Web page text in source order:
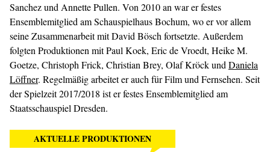
Sanchez und Annette Pullen. Von 2010 an war er festes
Ensemblemitglied am Schauspielhaus Bochum, wo er vor allem
seine Zusammenarbeit mit David Bösch fortsetzte. Außerdem
folgten Produktionen mit Paul Koek, Eric de Vroedt, Heike M.
Goetze, Christoph Frick, Christian Brey, Olaf Kröck und Daniela
Löffner. Regelmäßig arbeitet er auch für Film und Fernsehen. Seit
der Spielzeit 2017/2018 ist er festes Ensemblemitglied am
Staatsschauspiel Dresden.
AKTUELLE PRODUKTIONEN